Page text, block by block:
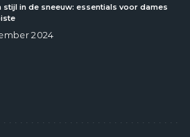
stijl in de sneeuw: essentials voor dames
2024